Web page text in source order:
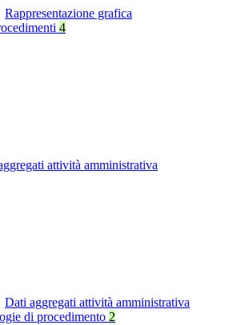
Rappresentazione grafica
4
attività amministrativa
Dati aggregati attività amministrativa
di procedimento 2